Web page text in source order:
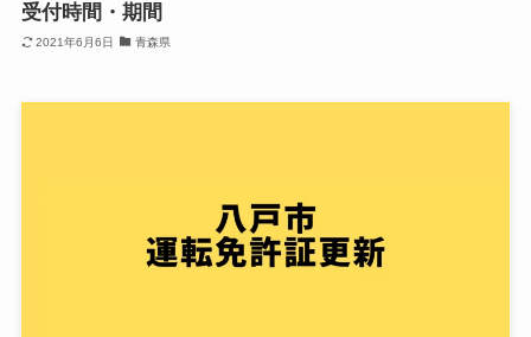
受付時間・期間
2021年6月6日 青森県